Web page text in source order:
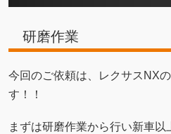
研磨作業
今回のご依頼は、レクサスNX
す！！
まずは研磨作業から行い新車以